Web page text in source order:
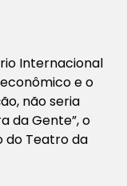
Internacional
e o
não seria
da Gente”, o
do Teatro da